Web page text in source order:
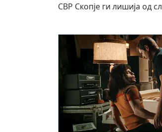
СВР Скопје ги лишија од